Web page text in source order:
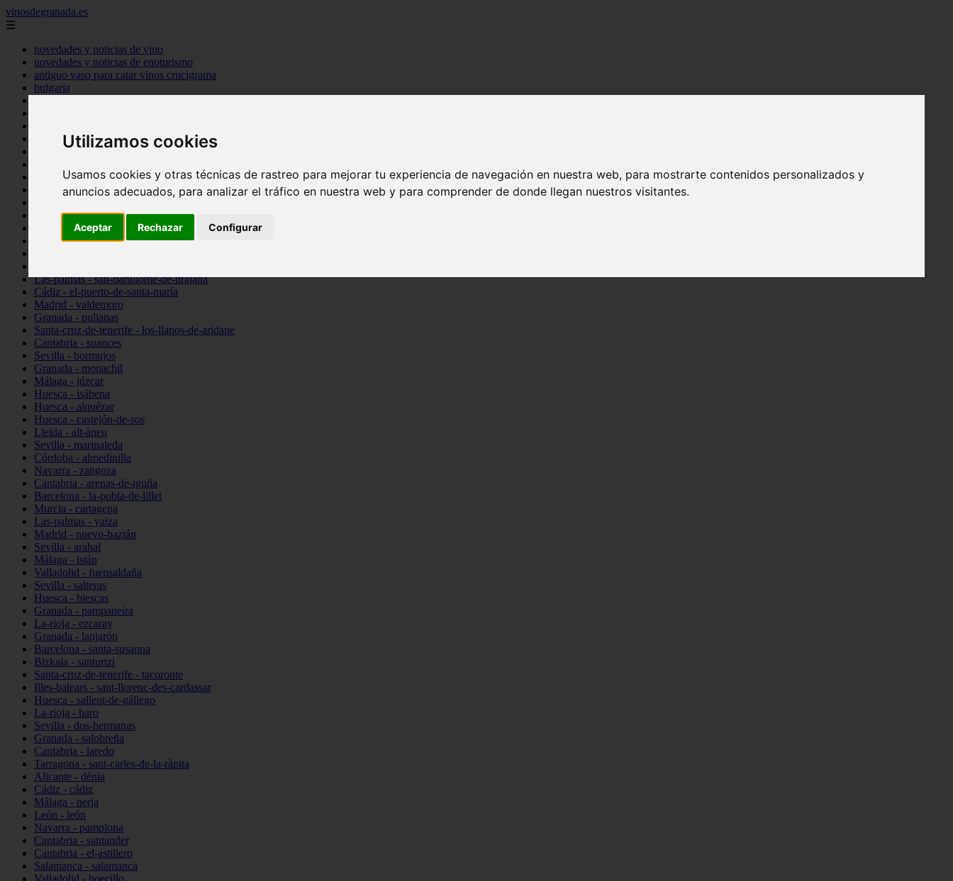
Utilizamos cookies
Usamos cookies y otras técnicas de rastreo para mejorar tu experiencia de navegación en nuestra web, para mostrarte contenidos personalizados y
anuncios adecuados, para analizar el tráfico en nuestra web y para comprender de donde llegan nuestros visitantes.
Aceptar Rechazar Configurar
vinosdegranada.es
☰
novedades y noticias de vino
novedades y noticias de enoturismo
antiguo vaso para catar vinos crucigrama
bulgaria
Córdoba - córdoba
Barcelona - barcelona
Ciudad-real - montiel
Santa-cruz-de-tenerife - guía-de-isora
La-rioja - casalarreina
Almería - roquetas-de-mar
Madrid - pozuelo-de-alarcón
Las-palmas - san-bartolomé-de-tirajana
Cádiz - el-puerto-de-santa-maría
Madrid - valdemoro
Granada - pulianas
Santa-cruz-de-tenerife - los-llanos-de-aridane
Cantabria - suances
Sevilla - bormujos
Granada - monachil
Málaga - júzcar
Huesca - isábena
Huesca - alquézar
Huesca - castejón-de-sos
Lleida - alt-àneu
Sevilla - marinaleda
Córdoba - almedinilla
Navarra - zangoza
Cantabria - arenas-de-iguña
Barcelona - la-pobla-de-lillet
Murcia - cartagena
Las-palmas - yaiza
Madrid - nuevo-baztán
Sevilla - arahal
Málaga - istán
Valladolid - fuensaldaña
Sevilla - salteras
Huesca - biescas
Granada - pampaneira
La-rioja - ezcaray
Granada - lanjarón
Barcelona - santa-susanna
Bizkaia - santurtzi
Santa-cruz-de-tenerife - tacoronte
Illes-balears - sant-llorenç-des-cardassar
Huesca - sallent-de-gállego
La-rioja - haro
Sevilla - dos-hermanas
Granada - salobreña
Cantabria - laredo
Tarragona - sant-carles-de-la-ràpita
Alicante - dénia
Cádiz - cádiz
Málaga - nerja
León - león
Navarra - pamplona
Cantabria - santander
Cantabria - el-astillero
Salamanca - salamanca
Valladolid - boecillo